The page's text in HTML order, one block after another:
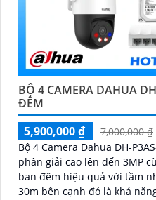
BỘ 4 CAMERA DAHUA
ĐÊM
5,900,000 ₫
7,000,000 ₫
Bộ 4 Camera Dahua DH-
phân giải cao lên đến 3MP
ban đêm hiệu quả với tầm
30m bên cạnh đó là khả